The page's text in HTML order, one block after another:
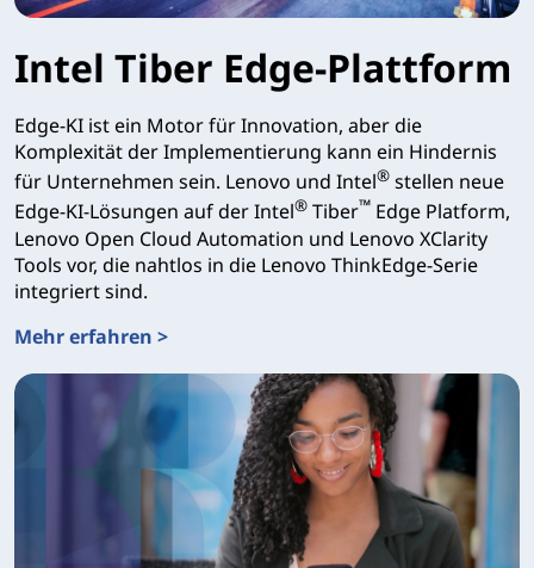
Intel Tiber Edge-Plattform
Edge-KI ist ein Motor für Innovation, aber die
Komplexität der Implementierung kann ein Hindernis
für Unternehmen sein. Lenovo und Intel® stellen neue
Edge-KI-Lösungen auf der Intel® Tiber™ Edge Platform,
Lenovo Open Cloud Automation und Lenovo XClarity
Tools vor, die nahtlos in die Lenovo ThinkEdge-Serie
integriert sind.
Mehr erfahren >